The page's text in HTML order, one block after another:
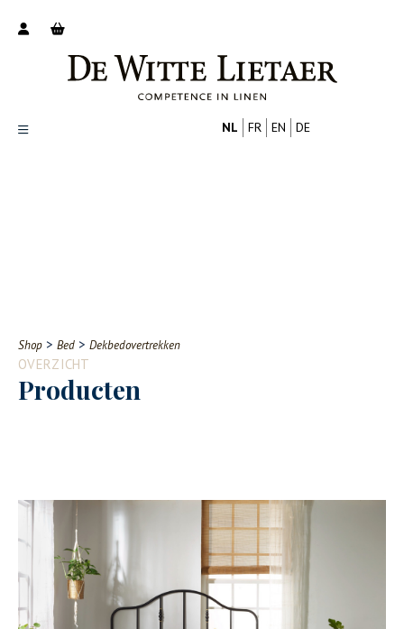
Contact
NL FR EN DE
Shop > Bed > Dekbedovertrekken
OVERZICHT
Producten